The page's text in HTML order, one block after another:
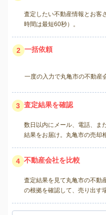
査定したい不動産情報とお客
時間は最短60秒）。
2 一括依頼
一度の入力で丸亀市の不動産
3 査定結果を確認
数日以内にメール、電話、ま
結果をお届け。丸亀市の売却
4 不動産会社を比較
査定結果を見て丸亀市の不動
の根拠を確認して、売り出す